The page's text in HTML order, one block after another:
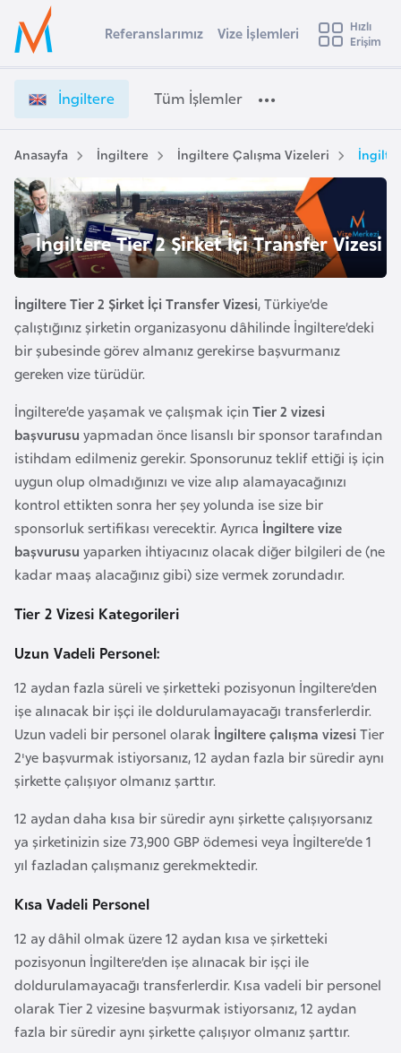
Ülke Seçimi
Başvuru yapmak istediğiniz ülkeyi seçin
Üye
Girişi
n
i
l
r
e
V
i
z
e
İ
ş
m
l
e
e
t
i
Referanslarımız Vize İşlemleri
Hızlı
Erişim
İngiltere Tüm İşlemler
Anasayfa İngiltere İngiltere Çalışma Vizeleri
İngiltere Tier 2 Şirket İçi Transfer Vizesi
İngiltere Tier 2 Şirket İçi Transfer Vizesi, Türkiye’de
çalıştığınız şirketin organizasyonu dâhilinde İngiltere’deki
bir şubesinde görev almanız gerekirse başvurmanız
gereken vize türüdür.
İngiltere’de yaşamak ve çalışmak içinTier 2 vizesi
başvurusu yapmadan önce lisanslı bir sponsor tarafından
istihdam edilmeniz gerekir. Sponsorunuz teklif ettiği iş için
uygun olup olmadığınızı ve vize alıp alamayacağınızı
kontrol ettikten sonra her şey yolunda ise size bir
sponsorluk sertifikası verecektir. Ayrıca İngiltere vize
başvurusu yaparken ihtiyacınız olacak diğer bilgileri de (ne
kadar maaş alacağınız gibi) size vermek zorundadır.
Tier 2 Vizesi Kategorileri
Uzun Vadeli Personel:
12 aydan fazla süreli ve şirketteki pozisyonun İngiltere’den
işe alınacak bir işçi ile doldurulamayacağı transferlerdir.
Uzun vadeli bir personel olarak İngiltere çalışma vizesi Tier
2'ye başvurmak istiyorsanız, 12 aydan fazla bir süredir aynı
şirkette çalışıyor olmanız şarttır.
12 aydan daha kısa bir süredir aynı şirkette çalışıyorsanız
ya şirketinizin size 73,900 GBP ödemesi veya İngiltere’de 1
yıl fazladan çalışmanız gerekmektedir.
Kısa Vadeli Personel
12 ay dâhil olmak üzere 12 aydan kısa ve şirketteki
pozisyonun İngiltere’den işe alınacak bir işçi ile
doldurulamayacağı transferlerdir. Kısa vadeli bir personel
olarak Tier 2 vizesine başvurmak istiyorsanız, 12 aydan
fazla bir süredir aynı şirkette çalışıyor olmanız şarttır.
s
t
r
a
A
v
t
u
y
a
A
z
e
r
b
a
c
a
h
e
y
n
B
a
n
g
l
a